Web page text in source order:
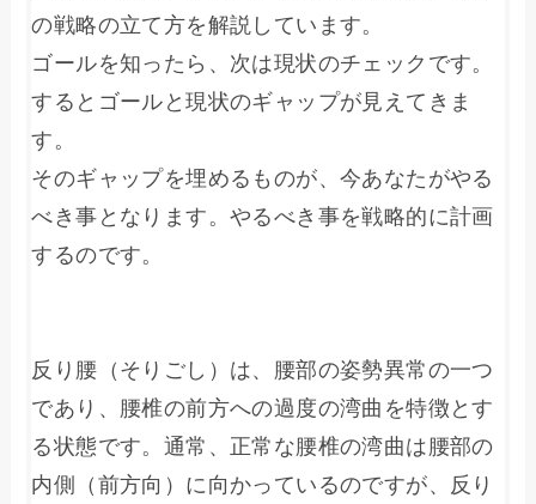
の戦略の立て方を解説しています。
ゴールを知ったら、次は現状のチェックです。
するとゴールと現状のギャップが見えてきま
す。
そのギャップを埋めるものが、今あなたがやる
べき事となります。やるべき事を戦略的に計画
するのです。
反り腰（そりごし）は、腰部の姿勢異常の一つ
であり、腰椎の前方への過度の湾曲を特徴とす
る状態です。通常、正常な腰椎の湾曲は腰部の
内側（前方向）に向かっているのですが、反り